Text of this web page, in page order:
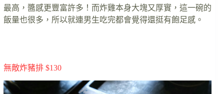
最高，醬感更豐富許多！而炸雞本身大塊又厚實，這一碗的
飯量也很多，所以就連男生吃完都會覺得還挺有飽足感。
無敵炸豬排 $130